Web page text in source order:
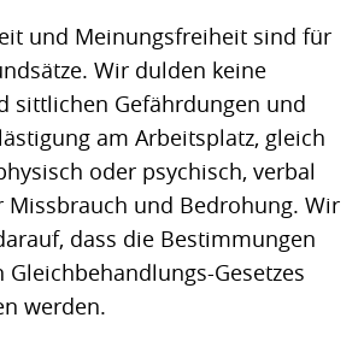
und Meinungsfreiheit sind für
Wir dulden keine
sittlichen Gefährdungen und
am Arbeitsplatz, gleich
oder psychisch, verbal
Missbrauch und Bedrohung. Wir
dass die Bestimmungen
Gleichbehandlungs-Gesetzes
werden.